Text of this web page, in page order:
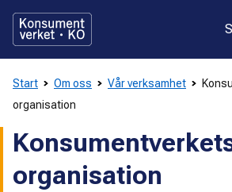
direkt
innehållet
Start Om oss Vår verksamhet
organisation
organisation